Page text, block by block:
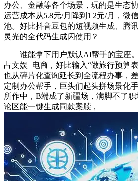
办公、金融等各个场景，玩的是生态
运营成本从5.8元/月降到1.2元/月，微
池。好比抖音豆包的短视频生成、腾
灵光的全代码生成闪使用？
谁能拿下用户默认AI帮手的宝座。
占文娱+电商，好比输入“做旅行预算
也从碎片化查询延长到全流程办事，
定制办公帮手，巨头们起头拼场景化
所作中，B端成了新疆场，满脚不了
论区能一键生成同款案牍，